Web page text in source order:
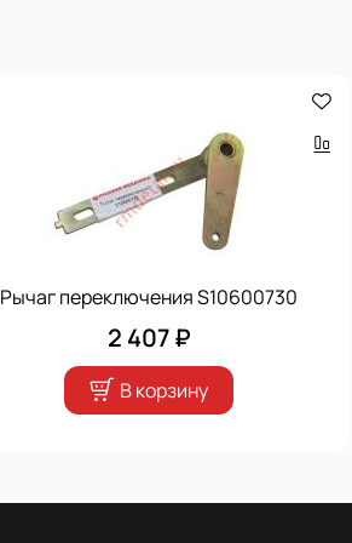
Рычаг переключения S10600730
2 407 ₽
В корзину